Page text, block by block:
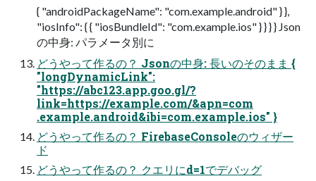
{ "androidPackageName": "com.example.android" } },
"iosInfo": { { "iosBundleId": "com.example.ios" } } } } Json
の中身: パラメータ別に
どうやって作るの？ Jsonの中身: 長いのそのまま {
"longDynamicLink":
"https://abc123.app.goo.gl/?
link=https://example.com/&apn=com
.example.android&ibi=com.example.ios" }
どうやって作るの？ FirebaseConsoleのウィザー
ド
どうやって作るの？ クエリにd=1でデバッグ